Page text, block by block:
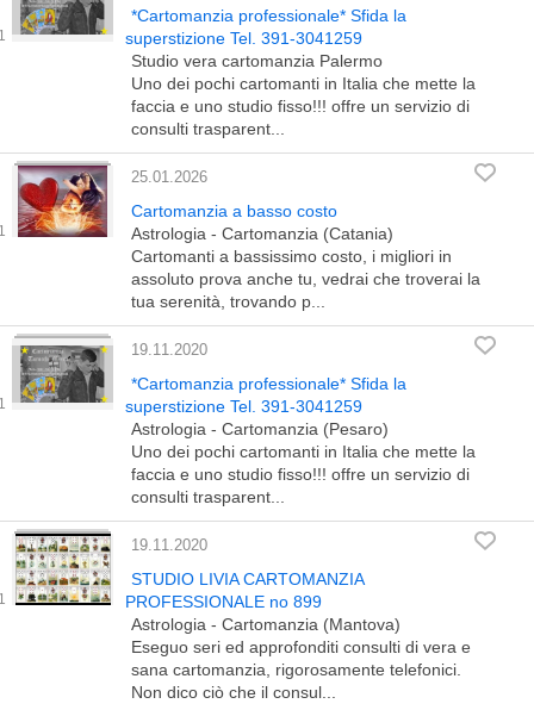
*Cartomanzia professionale* Sfida la
superstizione Tel. 391-3041259
Studio vera cartomanzia Palermo
Uno dei pochi cartomanti in Italia che mette la
faccia e uno studio fisso!!! offre un servizio di
consulti trasparent...
25.01.2026
Cartomanzia a basso costo
Astrologia - Cartomanzia (Catania)
Cartomanti a bassissimo costo, i migliori in
assoluto prova anche tu, vedrai che troverai la
tua serenità, trovando p...
19.11.2020
*Cartomanzia professionale* Sfida la
superstizione Tel. 391-3041259
Astrologia - Cartomanzia (Pesaro)
Uno dei pochi cartomanti in Italia che mette la
faccia e uno studio fisso!!! offre un servizio di
consulti trasparent...
19.11.2020
STUDIO LIVIA CARTOMANZIA
PROFESSIONALE no 899
Astrologia - Cartomanzia (Mantova)
Eseguo seri ed approfonditi consulti di vera e
sana cartomanzia, rigorosamente telefonici.
Non dico ciò che il consul...